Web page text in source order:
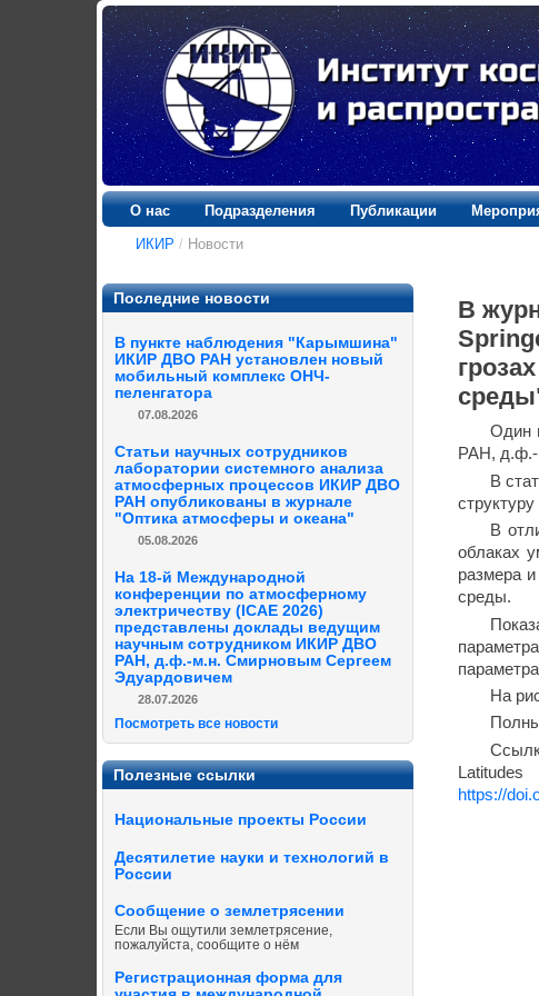
О нас Подразделения Публикации
ИКИР / Новости
Последние новости
В пункте наблюдения "Карымшина"
ИКИР ДВО РАН установлен новый
мобильный комплекс ОНЧ-
пеленгатора
07.08.2026
Статьи научных сотрудников
лаборатории системного анализа
атмосферных процессов ИКИР ДВО
РАН опубликованы в журнале
"Оптика атмосферы и океана"
05.08.2026
На 18-й Международной
конференции по атмосферному
электричеству (ICAE 2026)
представлены доклады ведущим
научным сотрудником ИКИР ДВО
РАН, д.ф.-м.н. Смирновым Сергеем
Эдуардовичем
28.07.2026
Посмотреть все новости
Полезные ссылки
Национальные проекты России
Десятилетие науки и технологий в
России
Сообщение о землетрясении
Если Вы ощутили землетрясение,
пожалуйста, сообщите о нём
Регистрационная форма для
В
Один
РАН, д.ф.-
В
В
облаках
размера
среды.
На
https://